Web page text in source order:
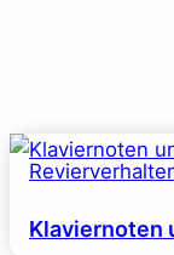
Klaviernoten